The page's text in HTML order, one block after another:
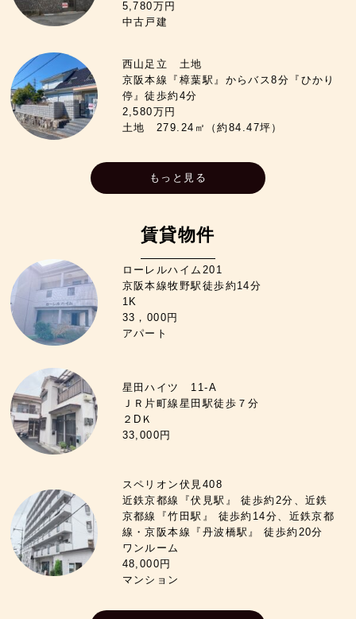
5,780万円
中古戸建
西山足立 土地
京阪本線『樟葉駅』からバス8分『ひかり
停』徒歩約4分
2,580万円
土地 279.24㎡（約84.47坪）
もっと見る
賃貸物件
ローレルハイム201
京阪本線牧野駅徒歩約14分
1K
33，000円
アパート
星田ハイツ 11-A
ＪＲ片町線星田駅徒歩７分
２DＫ
33,000円
スペリオン伏見408
近鉄京都線『伏見駅』 徒歩約2分、近鉄
京都線『竹田駅』 徒歩約14分、近鉄京都
線・京阪本線『丹波橋駅』 徒歩約20分
ワンルーム
48,000円
マンション